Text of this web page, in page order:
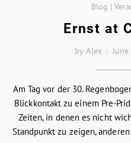
Blog |
Ernst at
by Alex
Am Tag vor der 30.
Blickkontakt zu einem Pre-
Zeiten, in denen es nicht
Standpunkt zu zeigen,